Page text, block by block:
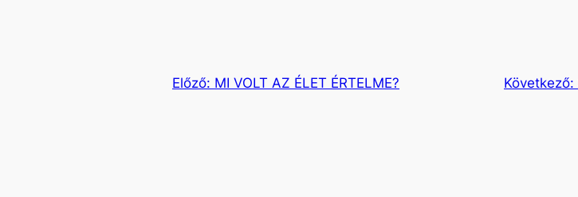
Előző: MI VOLT AZ ÉLET ÉRTELME? Következő: